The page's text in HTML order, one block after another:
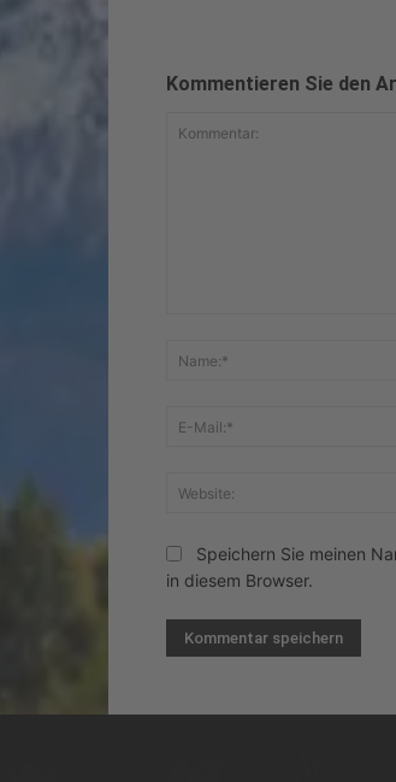
Kommentieren Sie den
Speichern Sie meinen
in diesem Browser.